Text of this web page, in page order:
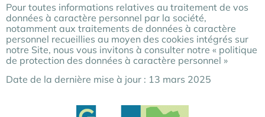
Pour toutes informations relatives au traitement de vos
données à caractère personnel par la société,
notamment aux traitements de données à caractère
personnel recueillies au moyen des cookies intégrés sur
notre Site, nous vous invitons à consulter notre « politique
de protection des données à caractère personnel »
Date de la dernière mise à jour : 13 mars 2025